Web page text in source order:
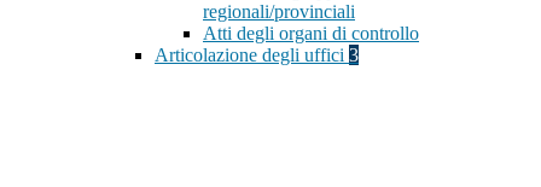
regionali/provinciali
Atti degli organi di controllo
Articolazione degli uffici 3